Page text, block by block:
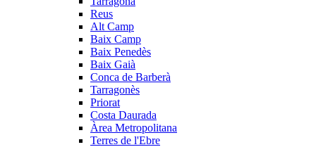
Reus
Alt Camp
Baix Camp
Baix Penedès
Baix Gaià
Conca de Barberà
Tarragonès
Priorat
Costa Daurada
Àrea Metropolitana
Terres de l'Ebre